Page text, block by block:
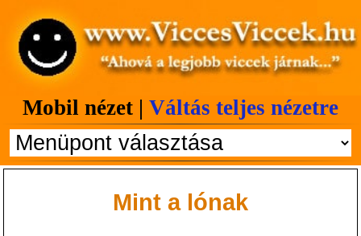
Mobil nézet | Váltás teljes nézetre
Mint a lónak